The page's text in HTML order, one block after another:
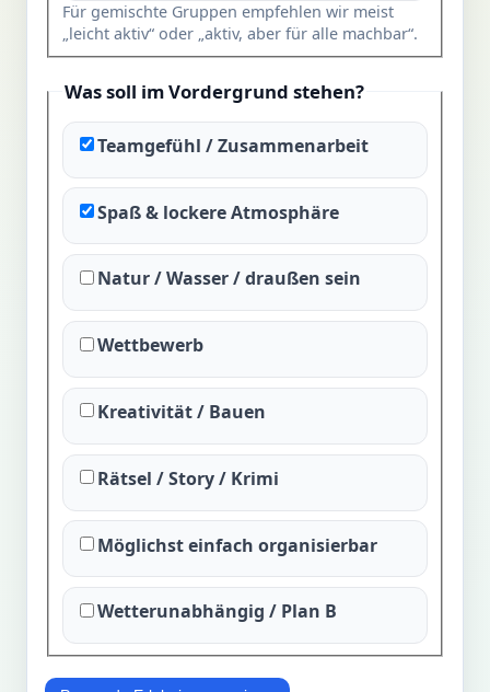
Für gemischte Gruppen empfehlen wir meist
„leicht aktiv“ oder „aktiv, aber für alle machbar“.
Was soll im Vordergrund stehen?
Teamgefühl / Zusammenarbeit
Spaß & lockere Atmosphäre
Natur / Wasser / draußen sein
Wettbewerb
Kreativität / Bauen
Rätsel / Story / Krimi
Möglichst einfach organisierbar
Wetterunabhängig / Plan B